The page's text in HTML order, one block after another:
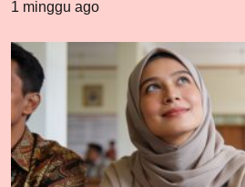
1 minggu ago